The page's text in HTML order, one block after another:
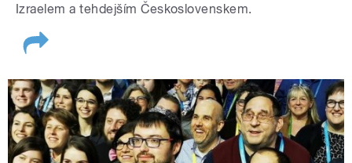
Izraelem a tehdejším Československem.